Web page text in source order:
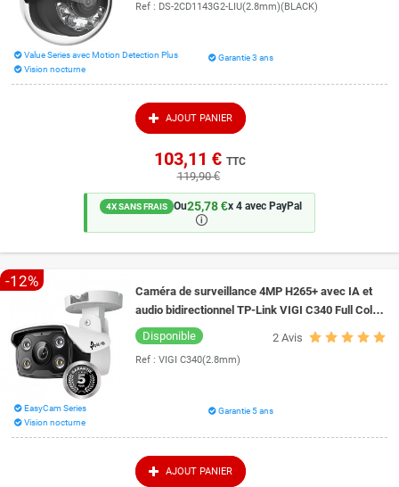
Ref : DS-2CD1143G2-LIU(2.8mm)(BLACK)
Value Series avec Motion Detection Plus
Vision nocturne
Garantie 3 ans
AJOUT PANIER
103,11 € TTC
119,90 €
4X SANS FRAIS Ou25,78 €x 4 avec PayPal
🛈
-12%
Caméra de surveillance 4MP H265+ avec IA et
audio bidirectionnel TP-Link VIGI C340 Full Color
vision de nuit couleur 30 mètres
2Avis
Disponible
Ref : VIGI C340(2.8mm)
EasyCam Series
Vision nocturne
Garantie 5 ans
AJOUT PANIER